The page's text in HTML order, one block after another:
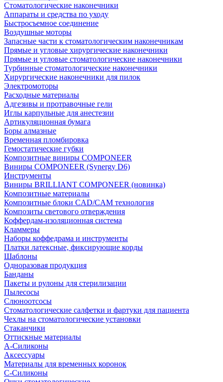
Стоматологические наконечники
Аппараты и средства по уходу
Быстросъемное соединение
Воздушные моторы
Запасные части к стоматологическим наконечникам
Прямые и угловые хирургические наконечники
Прямые и угловые стоматологические наконечники
Турбинные стоматологические наконечники
Хирургические наконечники для пилок
Электромоторы
Расходные материалы
Адгезивы и протравочные гели
Иглы карпульные для анестезии
Артикуляционная бумага
Боры алмазные
Временная пломбировка
Гемостатические губки
Композитные виниры COMPONEER
Виниры COMPONEER (Synergy D6)
Инструменты
Виниры BRILLIANT COMPONEER (новинка)
Композитные материалы
Композитные блоки CAD/СAM технология
Композиты светового отверждения
Коффердам-изоляционная система
Кламмеры
Наборы коффедрама и инструменты
Платки латексные, фиксирующие корды
Шаблоны
Одноразовая продукция
Банданы
Пакеты и рулоны для стерилизации
Пылесосы
Слюноотсосы
Стоматологические салфетки и фартуки для пациента
Чехлы на стоматологические установки
Стаканчики
Оттискные материалы
А-Силиконы
Аксессуары
Материалы для временных коронок
С-Силиконы